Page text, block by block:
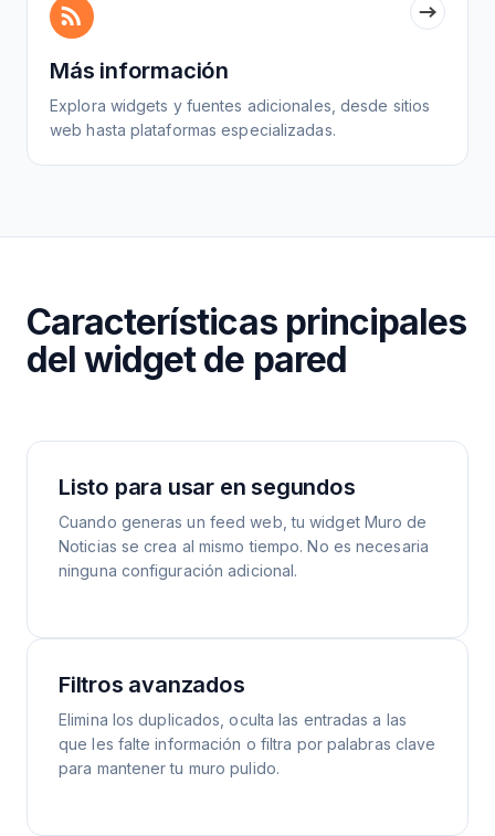
Más información
Explora widgets y fuentes adicionales, desde sitios
web hasta plataformas especializadas.
Características principales
del widget de pared
Listo para usar en segundos
Cuando generas un feed web, tu widget Muro de
Noticias se crea al mismo tiempo. No es necesaria
ninguna configuración adicional.
Filtros avanzados
Elimina los duplicados, oculta las entradas a las
que les falte información o filtra por palabras clave
para mantener tu muro pulido.